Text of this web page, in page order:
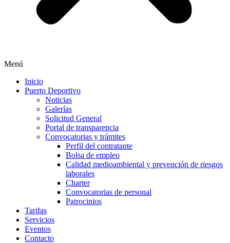
Menú
Inicio
Puerto Deportivo
Noticias
Galerías
Solicitud General
Portal de transparencia
Convocatorias y trámites
Perfil del contratante
Bolsa de empleo
Calidad medioambiental y prevención de riesgos
laborales
Charter
Convocatorias de personal
Patrocinios
Tarifas
Servicios
Eventos
Contacto